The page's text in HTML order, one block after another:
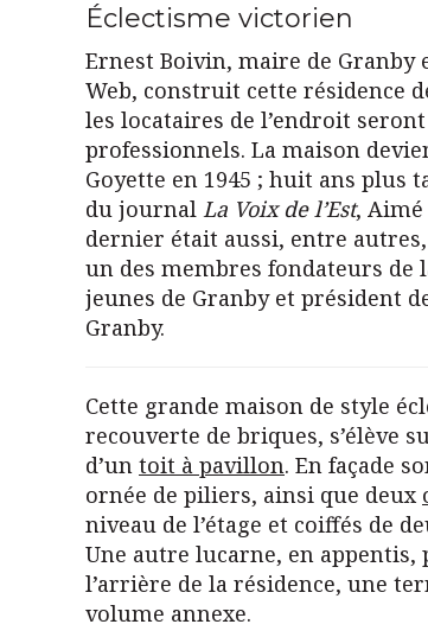
Éclectisme victorien
Ernest Boivin, maire de
Web, construit cette résidence
les locataires de l’endroit
professionnels. La maison
Goyette en 1945 ; huit ans
du journal La Voix de l’Est, Aimé
dernier était aussi, entre
un des membres fondateurs de
jeunes de Granby et président
Granby.
Cette grande maison de style
recouverte de briques, s’élève
d’un toit à pavillon. En façade
ornée de piliers, ainsi que deux
niveau de l’étage et coiffés de
Une autre lucarne, en
l’arrière de la résidence, une
volume annexe.